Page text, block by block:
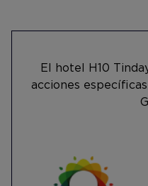
El hotel H10
acciones